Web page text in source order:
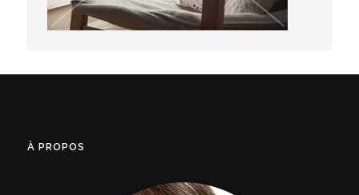
À PROPOS